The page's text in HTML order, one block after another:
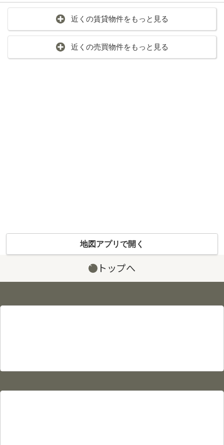
近くの賃貸物件をもっと見る
近くの売買物件をもっと見る
地図アプリで開く
トップへ